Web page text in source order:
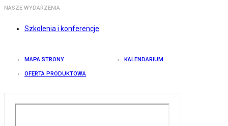
NASZE WYDARZENIA
Szkolenia i konferencje
MAPA STRONY KALENDARIUM
OFERTA PRODUKTOWA